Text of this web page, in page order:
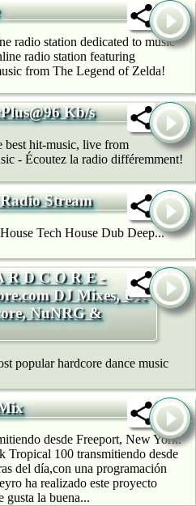
radio station dedicated to music
radio station featuring
from The Legend of Zelda!
Kb/s
best hit-music, live from
- Écoutez la radio différemment!
Stream
Tech House Dub Deep...
R D C O R E -
DJ Mixes, UK
NuNRG &
popular hardcore dance music
desde Freeport, New York.
Tropical 100 transmitiendo desde
del día,con una programación
ha realizado este proyecto
gusta la buena...